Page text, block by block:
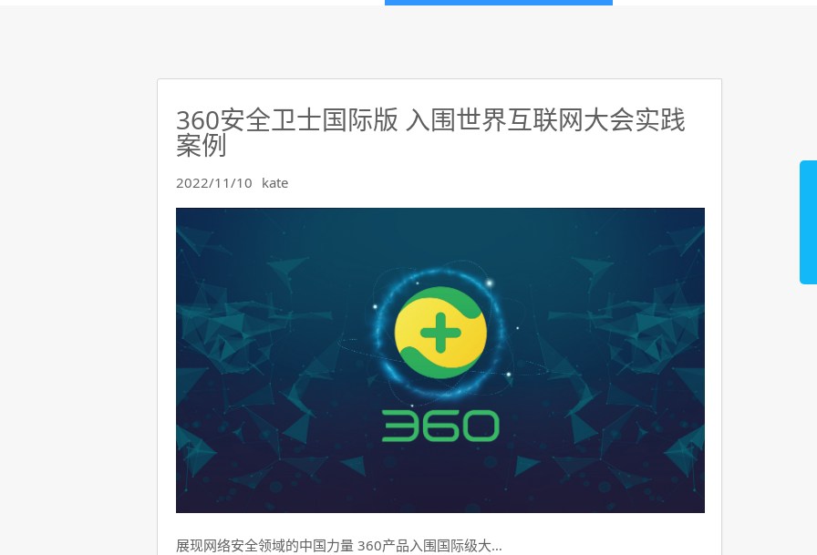
360安全卫士国际版 入围世界互联网大会实践
案例
2022/11/10 kate
展现网络安全领域的中国力量 360产品入围国际级大…